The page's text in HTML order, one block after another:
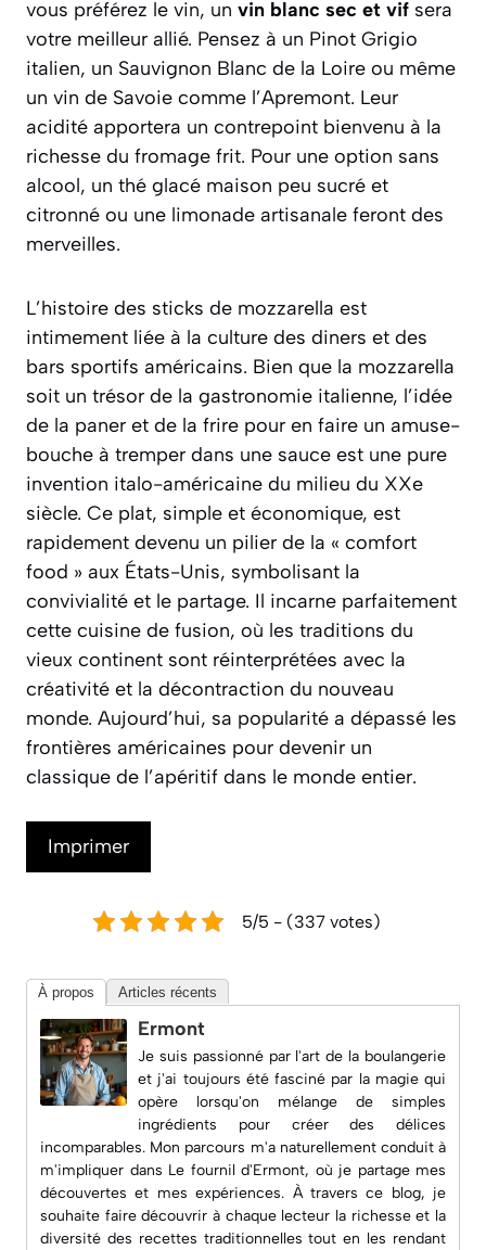
vous préférez le vin, un vin blanc sec et vif sera
votre meilleur allié. Pensez à un Pinot Grigio
italien, un Sauvignon Blanc de la Loire ou même
un vin de Savoie comme l’Apremont. Leur
acidité apportera un contrepoint bienvenu à la
richesse du fromage frit. Pour une option sans
alcool, un thé glacé maison peu sucré et
citronné ou une limonade artisanale feront des
merveilles.
L’histoire des sticks de mozzarella est
intimement liée à la culture des diners et des
bars sportifs américains. Bien que la mozzarella
soit un trésor de la gastronomie italienne, l’idée
de la paner et de la frire pour en faire un amuse-
bouche à tremper dans une sauce est une pure
invention italo-américaine du milieu du XXe
siècle. Ce plat, simple et économique, est
rapidement devenu un pilier de la « comfort
food » aux États-Unis, symbolisant la
convivialité et le partage. Il incarne parfaitement
cette cuisine de fusion, où les traditions du
vieux continent sont réinterprétées avec la
créativité et la décontraction du nouveau
monde. Aujourd’hui, sa popularité a dépassé les
frontières américaines pour devenir un
classique de l’apéritif dans le monde entier.
Imprimer
5/5 - (337 votes)
À propos Articles récents
Ermont
Je suis passionné par l'art de la boulangerie
et j'ai toujours été fasciné par la magie qui
opère lorsqu'on mélange de simples
ingrédients pour créer des délices
incomparables. Mon parcours m'a naturellement conduit à
m'impliquer dans Le fournil d'Ermont, où je partage mes
découvertes et mes expériences. À travers ce blog, je
souhaite faire découvrir à chaque lecteur la richesse et la
diversité des recettes traditionnelles tout en les rendant